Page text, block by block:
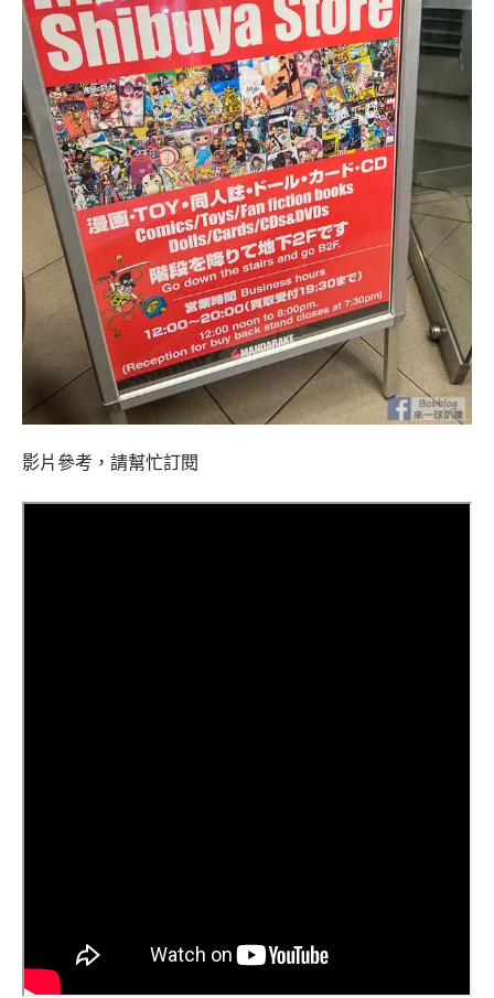
影片參考，請幫忙訂閱